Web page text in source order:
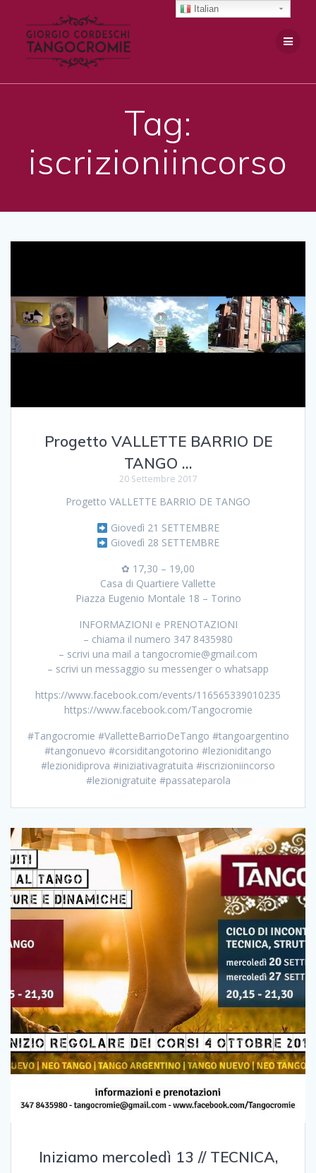
Tag:
iscrizioniincorso
Progetto VALLETTE BARRIO DE
TANGO …
20 Settembre 2017
Progetto VALLETTE BARRIO DE TANGO
Giovedì 21 SETTEMBRE
Giovedì 28 SETTEMBRE
✿ 17,30 – 19,00
Casa di Quartiere Vallette
Piazza Eugenio Montale 18 – Torino
INFORMAZIONI e PRENOTAZIONI
– chiama il numero 347 8435980
– scrivi una mail a tangocromie@gmail.com
– scrivi un messaggio su messenger o whatsapp
https://www.facebook.com/events/116565339010235
https://www.facebook.com/Tangocromie
#Tangocromie #ValletteBarrioDeTango #tangoargentino
#tangonuevo #corsiditangotorino #lezioniditango
#lezionidiprova #iniziativagratuita #iscrizioniincorso
#lezionigratuite #passateparola
Iniziamo mercoledì 13 // TECNICA,
Italian